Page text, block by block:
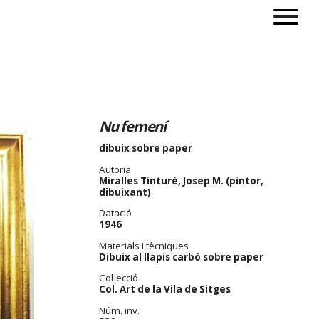
Nu femení
dibuix sobre paper
Autoria
Miralles Tinturé, Josep M. (pintor,
dibuixant)
Datació
1946
Materials i tècniques
Dibuix al llapis carbó sobre paper
Col·lecció
Col. Art de la Vila de Sitges
Núm. inv.